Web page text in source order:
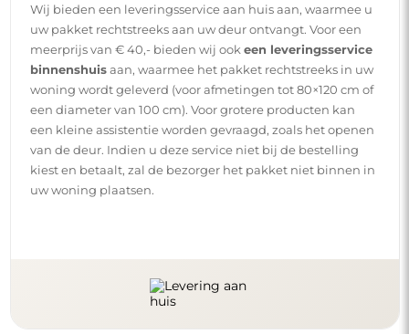
Wij bieden een leveringsservice aan huis aan, waarmee u
uw pakket rechtstreeks aan uw deur ontvangt. Voor een
meerprijs van € 40,- bieden wij ook een leveringsservice
binnenshuisaan, waarmee het pakket rechtstreeks in uw
woning wordt geleverd (voor afmetingen tot 80×120 cm of
een diameter van 100 cm). Voor grotere producten kan
een kleine assistentie worden gevraagd, zoals het openen
van de deur. Indien u deze service niet bij de bestelling
kiest en betaalt, zal de bezorger het pakket niet binnen in
uw woning plaatsen.